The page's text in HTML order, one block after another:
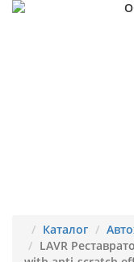
Каталог
LAVR